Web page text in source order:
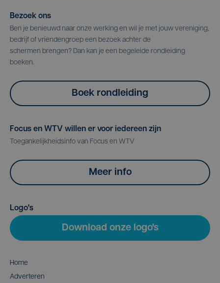
Bezoek ons
Ben je benieuwd naar onze werking en wil je met jouw vereniging,
bedrijf of vriendengroep een bezoek achter de
schermen brengen? Dan kan je een begeleide rondleiding
boeken.
Boek rondleiding
Focus en WTV willen er voor iedereen zijn
Toegankelijkheidsinfo van Focus en WTV
Meer info
Logo's
Download onze logo's
Home
Adverteren